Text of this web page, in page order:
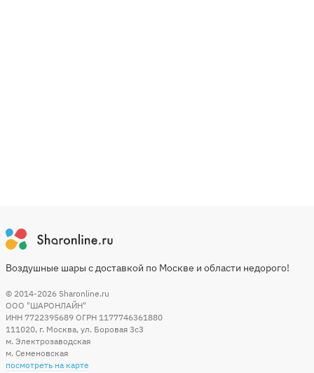
Воздушные шары с доставкой по Москве и области недорого!
© 2014-2026 Sharonline.ru
ООО "ШАРОНЛАЙН"
ИНН 7722395689 ОГРН 1177746361880
111020, г. Москва, ул. Боровая 3c3
м. Электрозаводская
м. Семеновская
посмотреть на карте